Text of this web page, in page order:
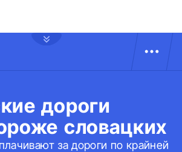
дороги
словацких
за дороги по крайней